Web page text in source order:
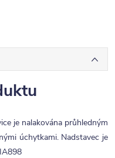
je nalakována průhledným
úchytkami. Nadstavec je